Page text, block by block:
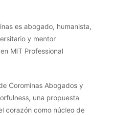
es abogado, humanista,
y mentor
MIT Professional
Corominas Abogados y
una propuesta
corazón como núcleo de